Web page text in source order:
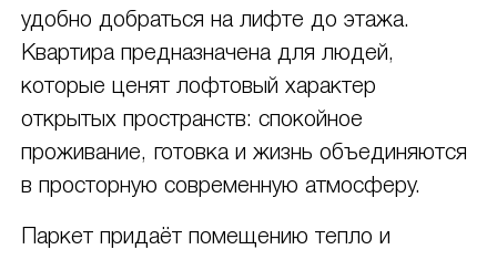
удобно добраться на лифте до этажа.
Квартира предназначена для людей,
которые ценят лофтовый характер
открытых пространств: спокойное
проживание, готовка и жизнь объединяются
в просторную современную атмосферу.
Паркет придаёт помещению тепло и